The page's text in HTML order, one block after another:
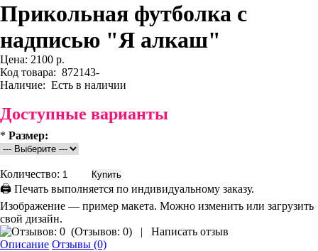
Прикольная футболка с
надписью "Я алкаш"
Цена: 2100 р.
Код товара: 872143-
Наличие: Есть в наличии
Доступные варианты
* Размер:
Количество:
🖨 Печать выполняется по индивидуальному заказу.
Изображение — пример макета. Можно изменить или загрузить
свой дизайн.
(Отзывов: 0) |
Написать отзыв
Описание Отзывы (0)